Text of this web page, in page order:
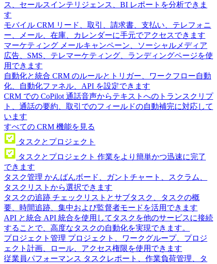
ス、セールスインテリジェンス、BI レポートを分析できま
す
モバイル CRM リード、取引、請求書、支払い、テレフォニ
ー、メール、在庫、カレンダーに手元でアクセスできます
マーケティング メールキャンペーン、ソーシャルメディア
広告、SMS、テレマーケティング、ランディングページを使
用できます
自動化と統合 CRM のルールとトリガー、ワークフロー自動
化、自動化ファネル、API を設定できます
CRM での CoPilot 通話音声からテキストへのトランスクリプ
ト、通話の要約、取引でのフィールドの自動補完に対応して
います
すべての CRM 機能を見る
タスクとプロジェクト
タスクとプロジェクト 作業をより簡単かつ迅速に完了
できます
タスク管理 かんばんボード、ガントチャート、スクラム、
タスクリストから選択できます
タスクの追跡 チェックリストとサブタスク、タスクの概
要、時間追跡、集中および監督者モードを活用できます
API と統合 API 統合を使用してタスクを他のサービスに接続
することで、高度なタスクの自動化を実現できます。
プロジェクト管理 プロジェクト、ワークグループ、プロジ
ェクト計画、ロール、アクセス権限を使用できます
従業員パフォーマンス タスクレポート、作業負荷管理、タ